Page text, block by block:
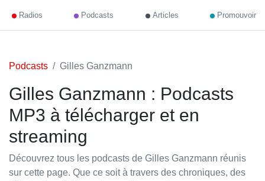
Radios Podcasts Articles Promouvoir
Podcasts Gilles Ganzmann
Gilles Ganzmann : Podcasts
MP3 à télécharger et en
streaming
Découvrez tous les podcasts de Gilles Ganzmann réunis
sur cette page. Que ce soit à travers des chroniques, des